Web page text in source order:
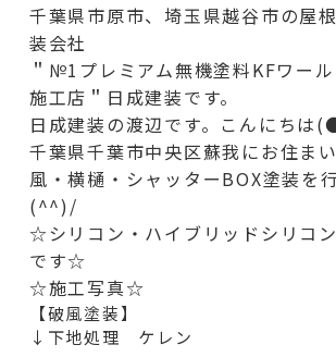
千葉県市原市、埼玉県越谷市の屋
装会社
＂№1プレミアム無機塗料KFワー
施工店＂日成建装です。
日成建装の渡辺です。こんにち
千葉県千葉市中央区蘇我にお住ま
風・横樋・シャッターBOX塗装を
(^^)/
☆シリコン・ハイブリッドシリコ
です☆
☆施工写真☆
【破風塗装】
↓下地処理 ケレン